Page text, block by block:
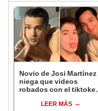
Novio de Josi Martínez
niega que videos
robados con el tiktoker
"Eran privados"
LEER MÁS